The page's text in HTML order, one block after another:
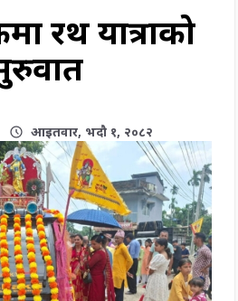
रथ यात्राको
आइतवार, भदौ १, २०८२